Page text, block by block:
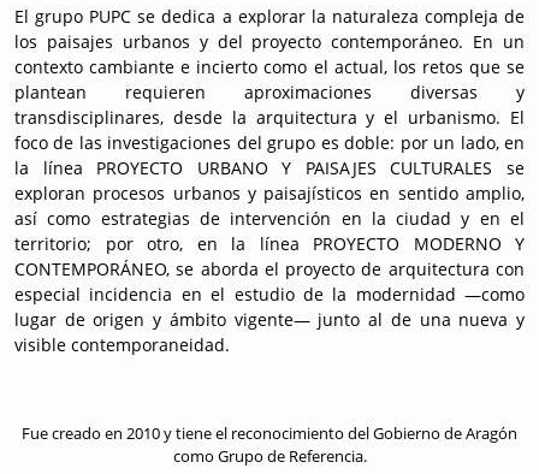
El grupo PUPC se dedica a explorar la naturaleza compleja de
los paisajes urbanos y del proyecto contemporáneo. En un
contexto cambiante e incierto como el actual, los retos que se
plantean requieren aproximaciones diversas y
transdisciplinares, desde la arquitectura y el urbanismo. El
foco de las investigaciones del grupo es doble: por un lado, en
la línea PROYECTO URBANO Y PAISAJES CULTURALES se
exploran procesos urbanos y paisajísticos en sentido amplio,
así como estrategias de intervención en la ciudad y en el
territorio; por otro, en la línea PROYECTO MODERNO Y
CONTEMPORÁNEO, se aborda el proyecto de arquitectura con
especial incidencia en el estudio de la modernidad —como
lugar de origen y ámbito vigente— junto al de una nueva y
visible contemporaneidad.
Fue creado en 2010 y tiene el reconocimiento del Gobierno de Aragón
como Grupo de Referencia.